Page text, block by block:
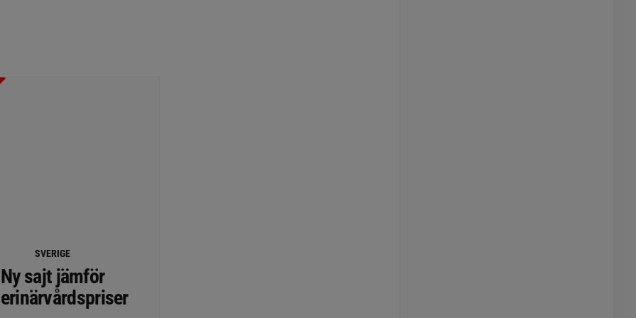
SVERIGE
Ny sajt jämför